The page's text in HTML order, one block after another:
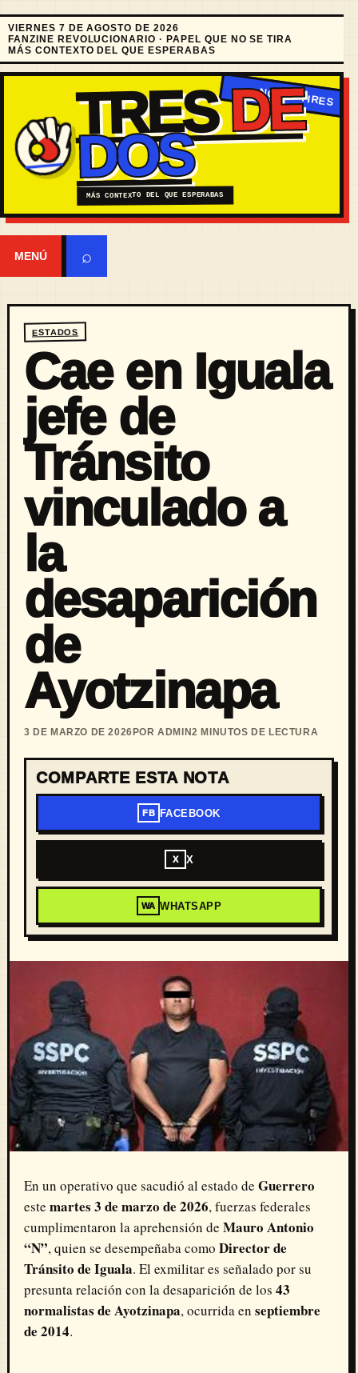
VIERNES 7 DE AGOSTO DE 2026
FANZINE REVOLUCIONARIO · PAPEL QUE NO SE TIRA
MÁS CONTEXTO DEL QUE ESPERABAS
TRESDE
DOS
MÁS CONTEXTO DEL QUE ESPERABAS
MENÚ ⌕
ESTADOS
Cae en Iguala
jefe de
Tránsito
vinculado a
la
desaparición
de
Ayotzinapa
3 DE MARZO DE 2026 POR ADMIN2 MINUTOS DE LECTURA
COMPARTE ESTA NOTA
FB FACEBOOK
X X
WA WHATSAPP
En un operativo que sacudió al estado de Guerrero
este martes 3 de marzo de 2026, fuerzas federales
cumplimentaron la aprehensión de Mauro Antonio
“N”, quien se desempeñaba como Director de
Tránsito de Iguala. El exmilitar es señalado por su
presunta relación con la desaparición de los 43
normalistas de Ayotzinapa, ocurrida en septiembre
de 2014.